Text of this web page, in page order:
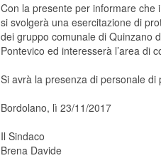
Con la presente per informare che
si svolgerà una esercitazione di
dei gruppo comunale di Quinzano
Pontevico ed interesserà l’area di
Si avrà la presenza di personale
Bordolano, lì 23/11/2017
Il Sindaco
Brena Davide